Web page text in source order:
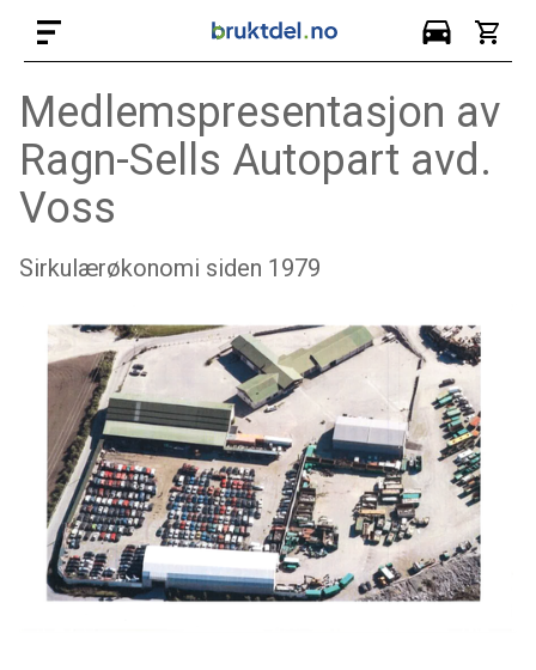
Medlemspresentasjon av
Ragn-Sells Autopart avd.
Voss
Sirkulærøkonomi siden 1979